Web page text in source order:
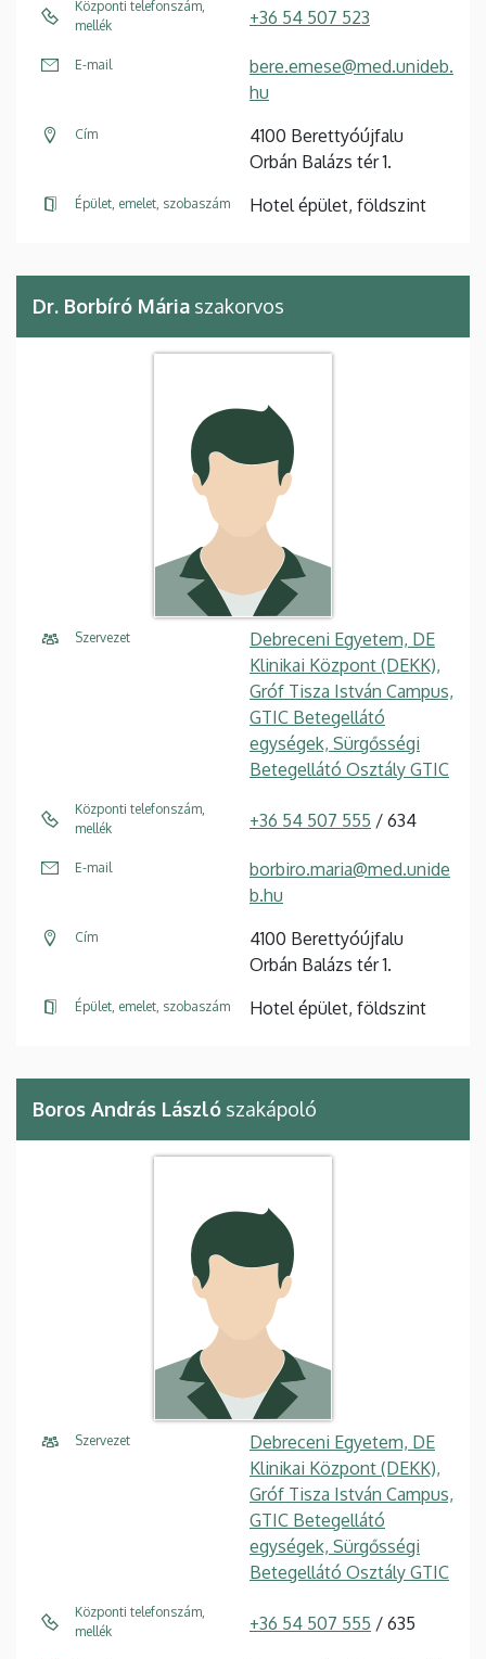
Központi telefonszám,
mellék
+36 54 507 523
E-mail
bere.emese@med.unideb.
hu
Cím
4100 Berettyóújfalu
Orbán Balázs tér 1.
Épület, emelet, szobaszám Hotel épület, földszint
Dr. Borbíró Mária szakorvos
Szervezet
Debreceni Egyetem, DE
Klinikai Központ (DEKK),
Gróf Tisza István Campus,
GTIC Betegellátó
egységek, Sürgősségi
Betegellátó Osztály GTIC
Központi telefonszám,
mellék
+36 54 507 555 / 634
E-mail
borbiro.maria@med.unide
b.hu
Cím
4100 Berettyóújfalu
Orbán Balázs tér 1.
Épület, emelet, szobaszám Hotel épület, földszint
Boros András László szakápoló
Szervezet
Debreceni Egyetem, DE
Klinikai Központ (DEKK),
Gróf Tisza István Campus,
GTIC Betegellátó
egységek, Sürgősségi
Betegellátó Osztály GTIC
Központi telefonszám,
mellék
+36 54 507 555 / 635